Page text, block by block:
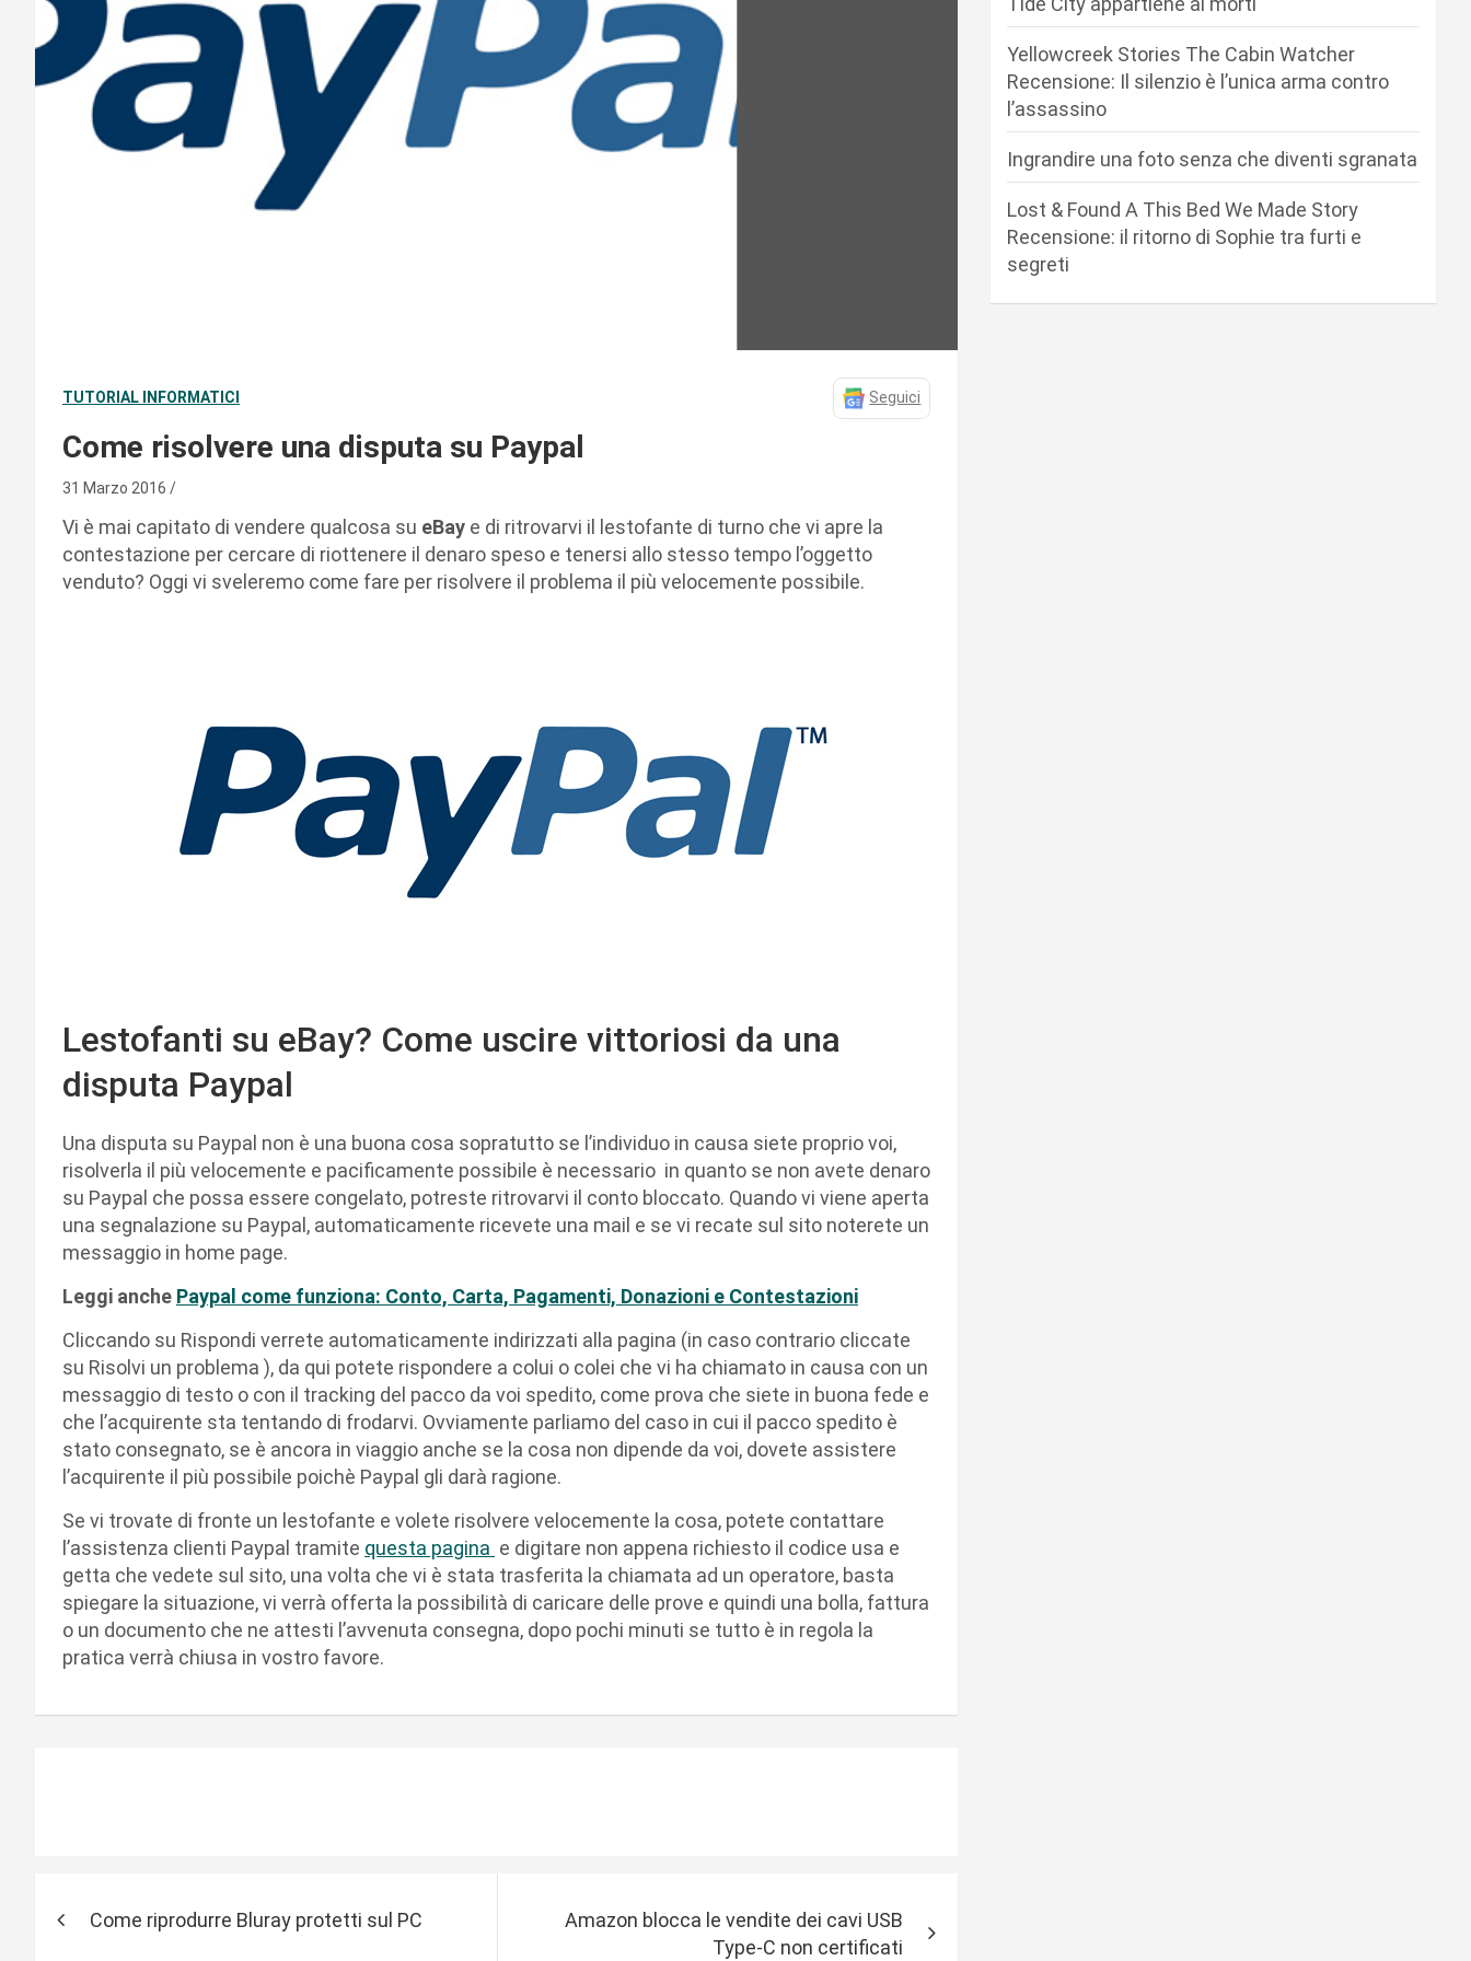
TUTORIAL INFORMATICI Seguici
Come risolvere una disputa su Paypal
31 Marzo 2016
Vi è mai capitato di vendere qualcosa su eBay e di ritrovarvi il lestofante di turno che vi apre la
contestazione per cercare di riottenere il denaro speso e tenersi allo stesso tempo l’oggetto
venduto? Oggi vi sveleremo come fare per risolvere il problema il più velocemente possibile.
Lestofanti su eBay? Come uscire vittoriosi da una
disputa Paypal
Una disputa su Paypal non è una buona cosa sopratutto se l’individuo in causa siete proprio voi,
risolverla il più velocemente e pacificamente possibile è necessario in quanto se non avete denaro
su Paypal che possa essere congelato, potreste ritrovarvi il conto bloccato. Quando vi viene aperta
una segnalazione su Paypal, automaticamente ricevete una mail e se vi recate sul sito noterete un
messaggio in home page.
Leggi anche Paypal come funziona: Conto, Carta, Pagamenti, Donazioni e Contestazioni
Cliccando su Rispondi verrete automaticamente indirizzati alla pagina (in caso contrario cliccate
su Risolvi un problema ), da qui potete rispondere a colui o colei che vi ha chiamato in causa con un
messaggio di testo o con il tracking del pacco da voi spedito, come prova che siete in buona fede e
che l’acquirente sta tentando di frodarvi. Ovviamente parliamo del caso in cui il pacco spedito è
stato consegnato, se è ancora in viaggio anche se la cosa non dipende da voi, dovete assistere
l’acquirente il più possibile poichè Paypal gli darà ragione.
Se vi trovate di fronte un lestofante e volete risolvere velocemente la cosa, potete contattare
l’assistenza clienti Paypal tramite questa pagina e digitare non appena richiesto il codice usa e
getta che vedete sul sito, una volta che vi è stata trasferita la chiamata ad un operatore, basta
spiegare la situazione, vi verrà offerta la possibilità di caricare delle prove e quindi una bolla, fattura
o un documento che ne attesti l’avvenuta consegna, dopo pochi minuti se tutto è in regola la
pratica verrà chiusa in vostro favore.
Come riprodurre Bluray protetti sul PC
Amazon blocca le vendite dei cavi USB
Type-C non certificati
Yellowcreek Stories The Cabin Watcher
Recensione: Il silenzio è l’unica arma contro
l’assassino
Ingrandire una foto senza che diventi sgranata
Lost & Found A This Bed We Made Story
Recensione: il ritorno di Sophie tra furti e
segreti